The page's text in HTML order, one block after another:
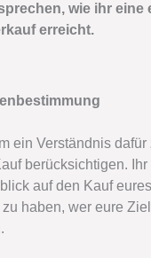
wie ihr
erreicht.
ein Verständnis
berücksichtigen.
auf den Kauf
haben, wer eure